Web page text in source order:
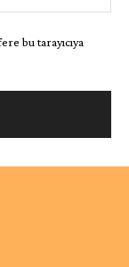
bu tarayıcıya